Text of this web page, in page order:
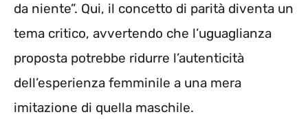
da niente”. Qui, il concetto di parità diventa un
tema critico, avvertendo che l’uguaglianza
proposta potrebbe ridurre l’autenticità
dell’esperienza femminile a una mera
imitazione di quella maschile.